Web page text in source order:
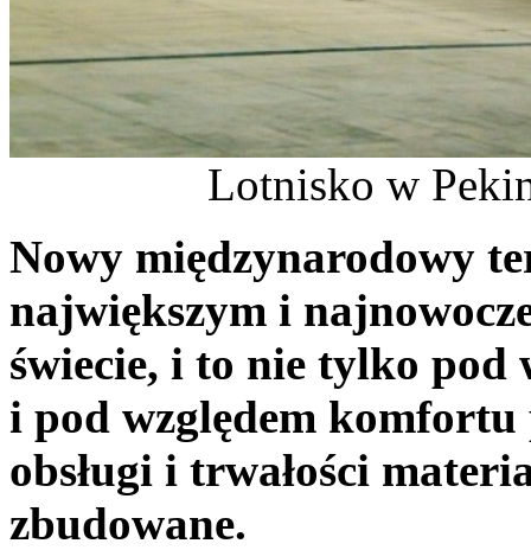
Lotnisko w
Nowy międzynarodowy
największym i
świecie, i to nie tylko pod
i pod względem
obsługi i trwałości
zbudowane.